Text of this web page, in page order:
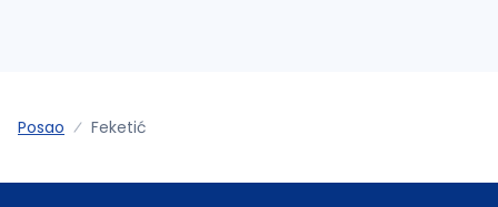
Posao Feketić